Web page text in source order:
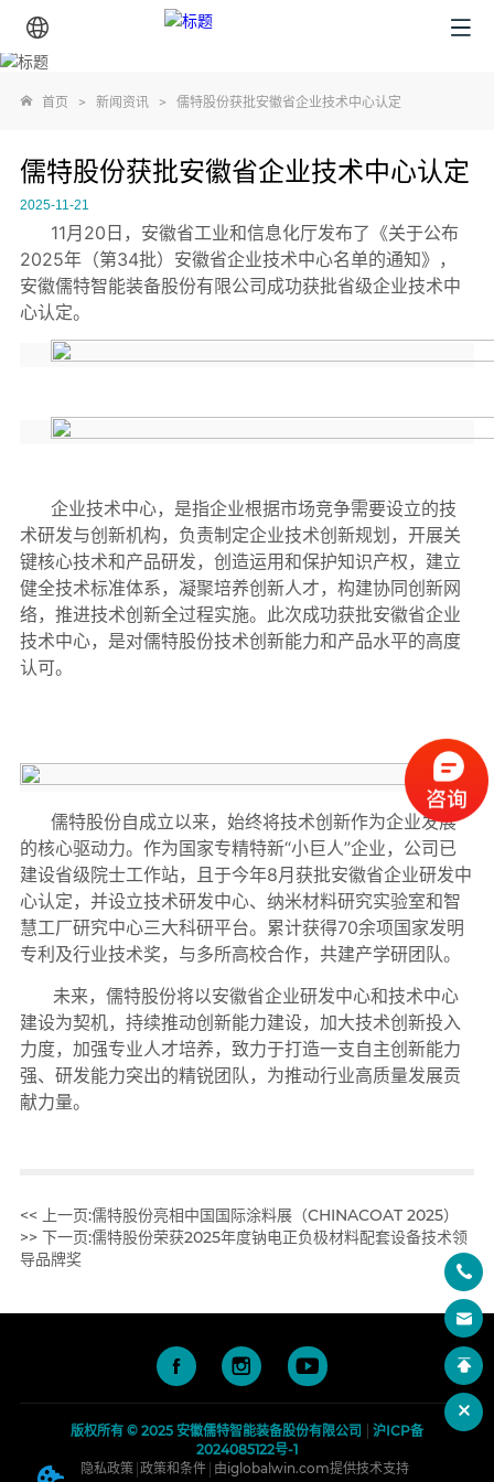
首页 > 新闻资讯 > 儒特股份获批安徽省企业技术中心认定
儒特股份获批安徽省企业技术中心认定
2025-11-21
<< 上一页:儒特股份亮相中国国际涂料展（CHINACOAT 2025）
>> 下一页:儒特股份荣获2025年度钠电正负极材料配套设备技术领
导品牌奖
版权所有 © 2025 安徽儒特智能装备股份有限公司
沪ICP备
2024085122号-1
隐私政策 政策和条件 由iglobalwin.com 提供技术支持